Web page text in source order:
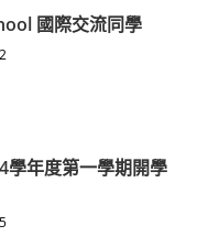
國際交流同學
學年度第一學期開學